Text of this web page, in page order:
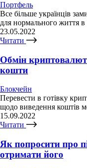
Портфель
Все більше українців
для нормального життя в
23.05.2022
Читати
Обмін криптовалют
кошти
Блокчейн
Перевести в готівку
щодо виведення коштів
15.09.2022
Читати
Як попросити про
отримати його